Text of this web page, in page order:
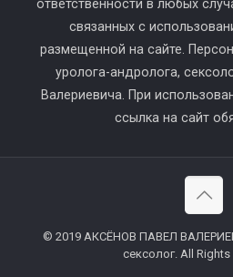
ответственности в любых
связанных с
размещенной на сайте.
уролога-андролога,
Валериевича. При
ссылка на сайт
© 2019 АКСЁНОВ ПАВЕЛ
сексолог. All Rights